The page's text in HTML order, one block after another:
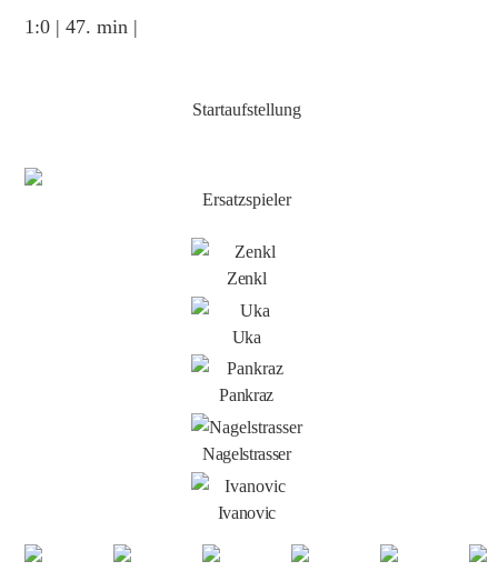
1:0 | 47. min |
Startaufstellung
Ersatzspieler
Zenkl
Uka
Pankraz
Nagelstrasser
Ivanovic